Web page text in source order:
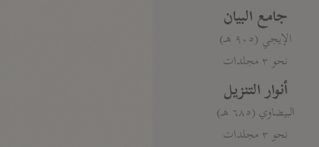
جامع البيان
الإيجي (٩٠٥ هـ)
نحو ٣ مجلدات
أنوار التنزيل
البيضاوي (٦٨٥ هـ)
نحو ٣ مجلدات